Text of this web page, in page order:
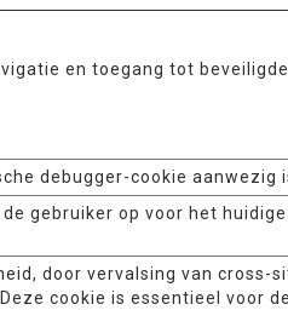
en toegang tot
debugger-cookie aanwezig
gebruiker op voor het huidige
door vervalsing van cross-
cookie is essentieel voor de